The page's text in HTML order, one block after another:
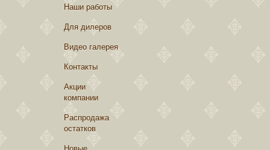
Наши работы
Для дилеров
Видео галерея
Контакты
Акции
компании
Распродажа
остатков